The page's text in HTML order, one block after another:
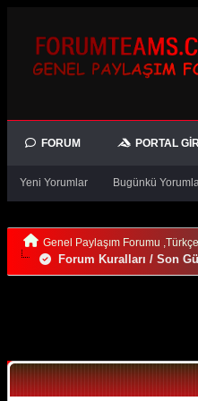
FORUM PORTAL
Yeni Yorumlar Bugünkü
Genel Paylaşım Forumu
Forum Kuralları / Son